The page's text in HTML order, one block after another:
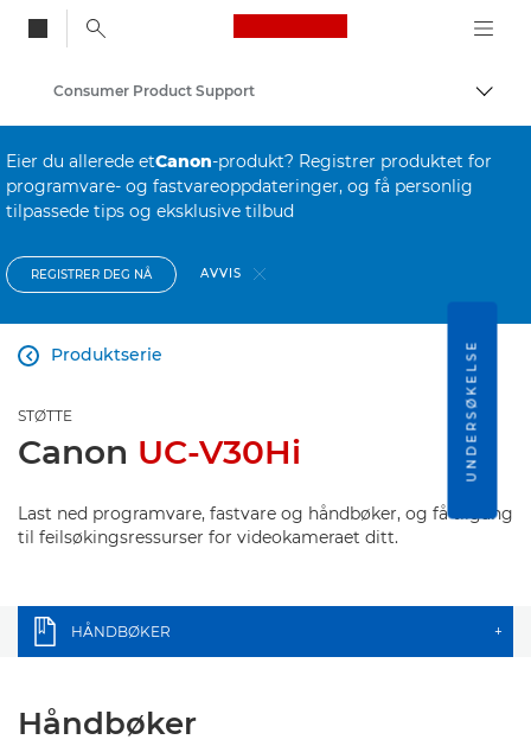
Canon Logo, back
Consumer Product Support
Eier du allerede etCanon-produkt? Registrer produktet for
programvare- og fastvareoppdateringer, og få personlig
tilpassede tips og eksklusive tilbud
REGISTRER DEG NÅ AVVIS
Produktserie

STØTTE
Canon UC-V30Hi
Last ned programvare, fastvare og håndbøker, og få tilgang
til feilsøkingsressurser for videokameraet ditt.
HÅNDBØKER +
Håndbøker
UNDERSØKELSE